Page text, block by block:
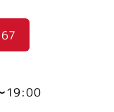
19:00